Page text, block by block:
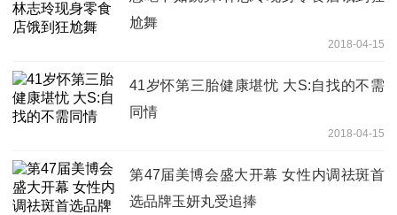
尬舞
2018-04-15
41岁怀第三胎健康堪忧 大S:自找的不需
同情
2018-04-15
第47届美博会盛大开幕 女性内调祛斑首
选品牌玉妍丸受追捧